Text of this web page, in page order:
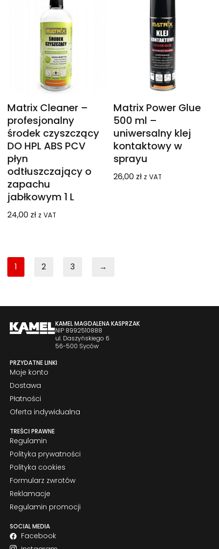
Matrix Cleaner –
profesjonalny
środek czyszczący
DO HPL ABS PCV
płyn
odtłuszczający o
zapachu
jabłkowym 1 L
24,00 zł z VAT
Matrix Power Glue
500 ml –
uniwersalny klej
kontaktowy w
sprayu
26,00 zł z VAT
1 2 3 →
KAMEL MAGDALENA KASPRZAK
NIP 8992510888
ul. Daszyńskiego 6
56-500 Syców
PRZYDATNE LINKI
Moje konto
Dostawa
Płatności
Oferta indywidualna
TREŚCI PRAWNE
Regulamin
Polityka prywatności
Polityka cookies
Formularz zwrotów
Reklamacje
Regulamin promocji
SOCIAL MEDIA
Facebook